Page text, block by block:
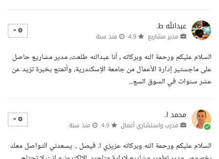
عبدالله ط.
مدير مشاريع منذ سنة
السلام عليكم ورحمة الله وبركاته ، أنا عبدالله طلعت، مدير مشاريع حاصل
على ماجستير إدارة الأعمال من جامعة الإسكندرية، وأتمتع بخبرة تزيد عن
عشر سنوات في السوق السع...
محمد ا.
مدرب واستشاري أعمال منذ سنة
السلام عليكم ورحمة الله وبركاته عزيزي ا. فيصل .. يسعدني التواصل معك